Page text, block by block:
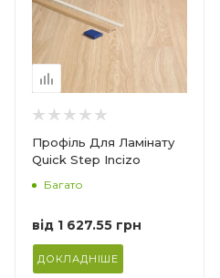
Профіль Для Ламінату
Quick Step Incizo
Багато
від 1 627.55 грн
ДОКЛАДНІШЕ
2 мм
Ширина
Пінополіетилен
Призначення
Під ламінат
Площа в упаковці, м2